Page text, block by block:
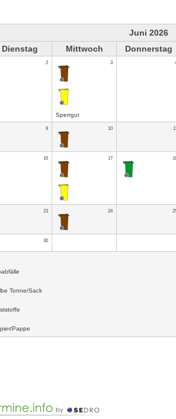
Juni 2026
Dienstag Mittwoch Donnerstag
2 3
Sperrgut
9 10
16 17
23 24
30
Tonne/Sack
Pappe